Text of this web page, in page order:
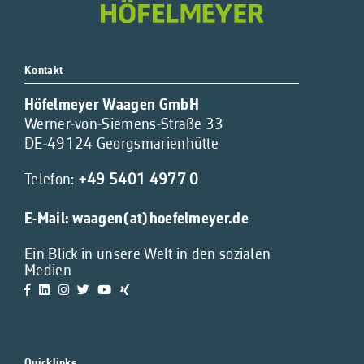
Kontakt
Höfelmeyer Waagen GmbH
Werner-von-Siemens-Straße 33
DE-49124 Georgsmarienhütte
Telefon: +49 5401 4977 0
E-Mail:waagen(at)hoefelmeyer.de
Ein Blick in unsere Welt in den sozialen
Medien